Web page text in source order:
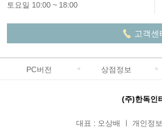
토요일 10:00 ~ 18:00
고객센
PC버전 상점정보
(주)한독인
대표 : 오상배 ㅣ 개인정